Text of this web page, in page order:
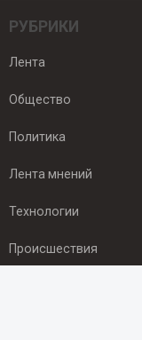
РУБРИКИ
Лента
Общество
Политика
Лента мнений
Технологии
Происшествия